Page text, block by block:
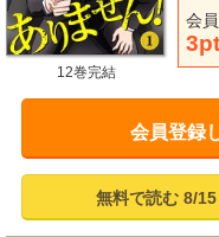
会
12巻完結
会員登録
無料で読む 8/